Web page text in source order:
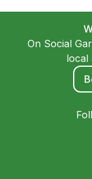
On Social
local